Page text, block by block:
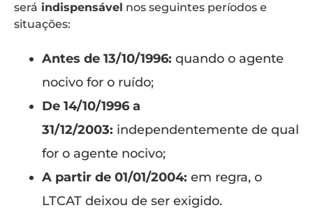
será indispensável nos seguintes períodos e
situações:
Antes de 13/10/1996: quando o agente
nocivo for o ruído;
De 14/10/1996 a
31/12/2003: independentemente de qual
for o agente nocivo;
A partir de 01/01/2004: em regra, o
LTCAT deixou de ser exigido.